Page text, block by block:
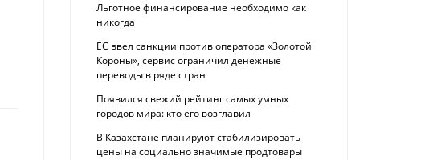
Льготное финансирование необходимо как
никогда
ЕС ввел санкции против оператора «Золотой
Короны», сервис ограничил денежные
переводы в ряде стран
Появился свежий рейтинг самых умных
городов мира: кто его возглавил
В Казахстане планируют стабилизировать
цены на социально значимые продтовары